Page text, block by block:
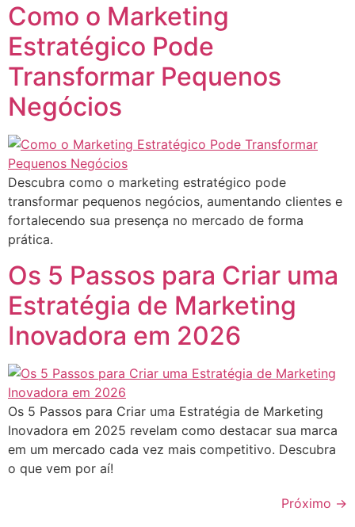
Como o Marketing
Estratégico Pode
Transformar Pequenos
Negócios
Descubra como o marketing estratégico pode
transformar pequenos negócios, aumentando clientes e
fortalecendo sua presença no mercado de forma
prática.
Os 5 Passos para Criar uma
Estratégia de Marketing
Inovadora em 2026
Os 5 Passos para Criar uma Estratégia de Marketing
Inovadora em 2025 revelam como destacar sua marca
em um mercado cada vez mais competitivo. Descubra
o que vem por aí!
Próximo →